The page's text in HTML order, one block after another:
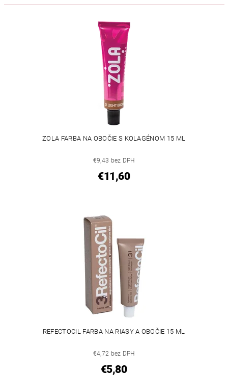
ZOLA FARBA NA OBOČIE S KOLAGÉNOM 15 ML
€9,43 bez DPH
€11,60
REFECTOCIL FARBA NA RIASY A OBOČIE 15 ML
€4,72 bez DPH
€5,80